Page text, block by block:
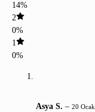
14%
2
0%
1
0%
Asya S. – 20